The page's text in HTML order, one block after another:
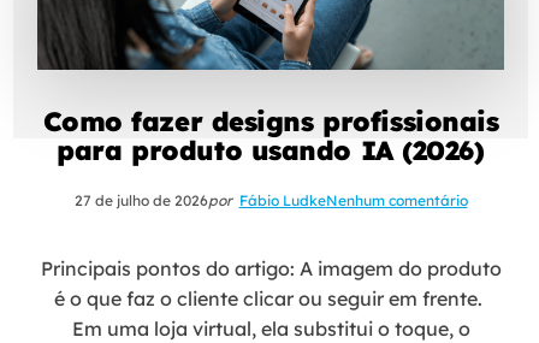
Como fazer designs profissionais
para produto usando IA (2026)
27 de julho de 2026por Fábio LudkeNenhum comentário
Principais pontos do artigo: A imagem do produto
é o que faz o cliente clicar ou seguir em frente.
Em uma loja virtual, ela substitui o toque, o